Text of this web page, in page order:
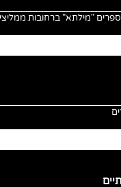
"מילתא" ברחובות